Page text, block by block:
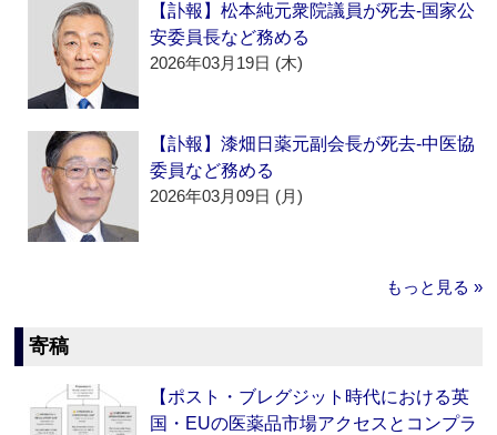
【訃報】松本純元衆院議員が死去‐国家公
安委員長など務める
2026年03月19日 (木)
【訃報】漆畑日薬元副会長が死去‐中医協
委員など務める
2026年03月09日 (月)
もっと見る »
寄稿
【ポスト・ブレグジット時代における英
国・EUの医薬品市場アクセスとコンプラ